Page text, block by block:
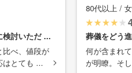
検討いただ ...
比べ、値段が
はとても ...
80代以上 /
葬儀をどう
何が含まれ
が明瞭。そ